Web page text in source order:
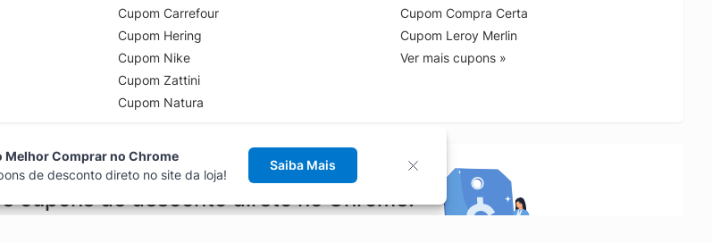
Cupom Carrefour
Cupom Hering
Cupom Nike
Cupom Zattini
Cupom Natura
Cupom Compra Certa
Cupom Leroy Merlin
Ver mais cupons »
cupons de desconto direto no Chrome!
Melhor Comprar no Chrome
de desconto direto no site da loja!
Saiba Mais